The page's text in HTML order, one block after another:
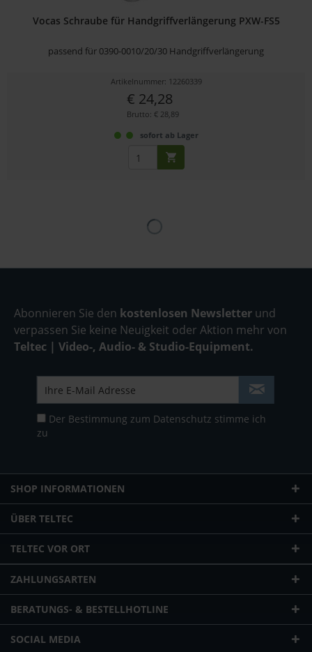
Vocas Schraube für Handgriffverlängerung PXW-FS5
passend für 0390-0010/20/30 Handgriffverlängerung
Artikelnummer: 12260339
€ 24,28
Brutto: € 28,89
sofort ab Lager
Abonnieren Sie den kostenlosen Newsletter und
verpassen Sie keine Neuigkeit oder Aktion mehr von
Teltec | Video-, Audio- & Studio-Equipment.
Der Bestimmung zum Datenschutz stimme ich
zu
SHOP INFORMATIONEN
ÜBER TELTEC
TELTEC VOR ORT
ZAHLUNGSARTEN
BERATUNGS- & BESTELLHOTLINE
SOCIAL MEDIA